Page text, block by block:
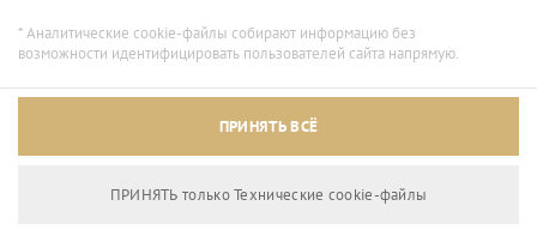
Архивный режим
* Аналитические cookie-файлы собирают информацию без
возможности идентифицировать пользователей сайта напрямую.
ПРИНЯТЬ ВСЁ
ПРИНЯТЬ только Технические сookie-файлы